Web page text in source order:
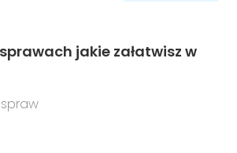
jakie załatwisz w